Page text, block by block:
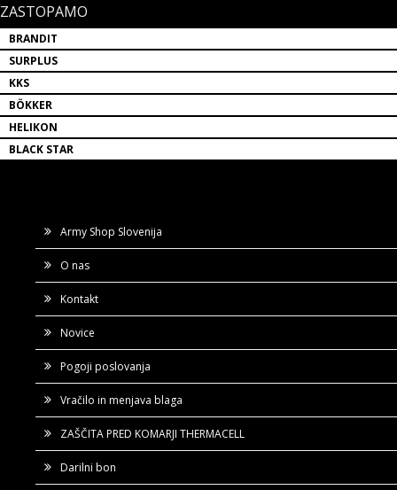
ZASTOPAMO
BRANDIT
SURPLUS
KKS
BÖKKER
HELIKON
BLACK STAR
Army Shop Slovenija
O nas
Kontakt
Novice
Pogoji poslovanja
Vračilo in menjava blaga
ZAŠČITA PRED KOMARJI THERMACELL
Darilni bon